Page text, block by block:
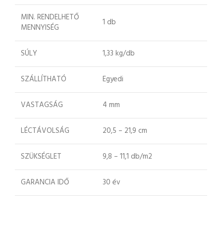
MIN. RENDELHETŐ
MENNYISÉG
1 db
SÚLY 1,33 kg/db
SZÁLLÍTHATÓ Egyedi
VASTAGSÁG 4 mm
LÉCTÁVOLSÁG 20,5 – 21,9 cm
SZÜKSÉGLET 9,8 – 11,1 db/m2
GARANCIA IDŐ 30 év